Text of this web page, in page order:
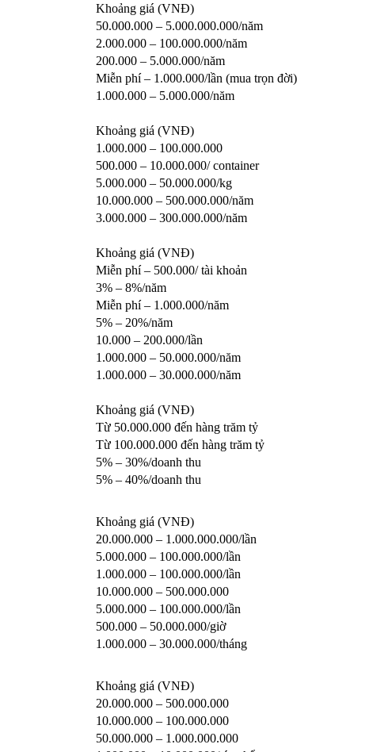
Khoảng giá (VNĐ)
50.000.000 – 5.000.000.000/năm
2.000.000 – 100.000.000/năm
200.000 – 5.000.000/năm
Miễn phí – 1.000.000/lần (mua trọn đời)
1.000.000 – 5.000.000/năm
Khoảng giá (VNĐ)
1.000.000 – 100.000.000
500.000 – 10.000.000/ container
5.000.000 – 50.000.000/kg
10.000.000 – 500.000.000/năm
3.000.000 – 300.000.000/năm
Khoảng giá (VNĐ)
Miễn phí – 500.000/ tài khoản
3% – 8%/năm
Miễn phí – 1.000.000/năm
5% – 20%/năm
10.000 – 200.000/lần
1.000.000 – 50.000.000/năm
1.000.000 – 30.000.000/năm
Khoảng giá (VNĐ)
Từ 50.000.000 đến hàng trăm tỷ
Từ 100.000.000 đến hàng trăm tỷ
5% – 30%/doanh thu
5% – 40%/doanh thu
Khoảng giá (VNĐ)
20.000.000 – 1.000.000.000/lần
5.000.000 – 100.000.000/lần
1.000.000 – 100.000.000/lần
10.000.000 – 500.000.000
5.000.000 – 100.000.000/lần
500.000 – 50.000.000/giờ
1.000.000 – 30.000.000/tháng
Khoảng giá (VNĐ)
20.000.000 – 500.000.000
10.000.000 – 100.000.000
50.000.000 – 1.000.000.000